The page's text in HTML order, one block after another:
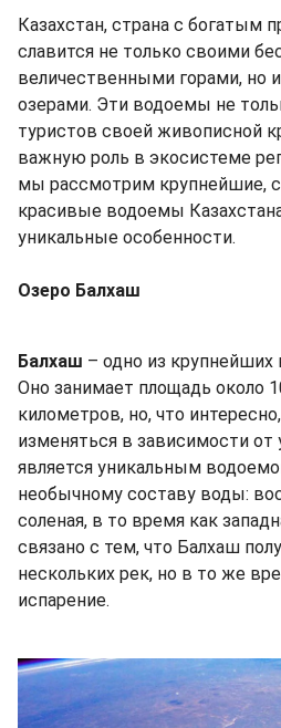
Казахстан, страна с богатым
славится не только своими
величественными горами, но
озерами. Эти водоемы не
туристов своей живописной
важную роль в экосистеме
мы рассмотрим крупнейшие,
красивые водоемы
уникальные особенности.
Озеро Балхаш
Балхаш – одно из крупнейших
Оно занимает площадь около
километров, но, что
изменяться в зависимости
является уникальным
необычному составу воды:
соленая, в то время как
связано с тем, что Балхаш
нескольких рек, но в то же
испарение.